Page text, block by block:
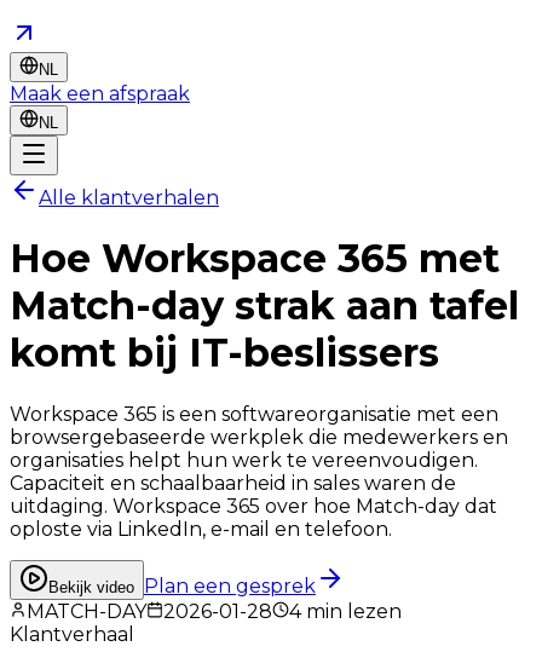
NL
Maak een afspraak
NL
Alle klantverhalen
Hoe Workspace 365 met
Match-day strak aan tafel
komt bij IT-beslissers
Workspace 365 is een softwareorganisatie met een
browsergebaseerde werkplek die medewerkers en
organisaties helpt hun werk te vereenvoudigen.
Capaciteit en schaalbaarheid in sales waren de
uitdaging. Workspace 365 over hoe Match-day dat
oploste via LinkedIn, e-mail en telefoon.
Bekijk video Plan een gesprek
MATCH-DAY
2026-01-28 4min lezen
Klantverhaal